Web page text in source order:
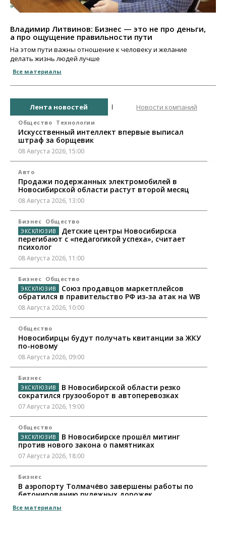
Владимир Литвинов: Бизнес — это не про деньги,
а про ощущение правильности пути
На этом пути важны отношение к человеку и желание
делать жизнь людей лучше
Все материалы
Лента новостей Новости компаний
Общество Технологии
Искусственный интеллект впервые выписал
штраф за борщевик
08 Августа 2026, 15:00
Авто
Продажи подержанных электромобилей в
Новосибирской области растут второй месяц
08 Августа 2026, 13:00
Бизнес Общество
Детские центры Новосибирска
перегибают с «педагогикой успеха», считает
психолог
08 Августа 2026, 11:00
Бизнес Общество
Союз продавцов маркетплейсов
обратился в правительство РФ из-за атак на WB
08 Августа 2026, 10:00
Общество
Новосибирцы будут получать квитанции за ЖКУ
по-новому
08 Августа 2026, 09:00
Бизнес
В Новосибирской области резко
сократился грузооборот в автоперевозках
07 Августа 2026, 19:00
Общество
В Новосибирске прошёл митинг
против нового закона о памятниках
07 Августа 2026, 18:00
Бизнес
В аэропорту Толмачёво завершены работы по
бетонированию рулежных дорожек
07 Августа 2026, 17:00
Все материалы